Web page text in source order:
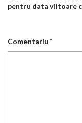
pentru data viitoare
Comentariu *